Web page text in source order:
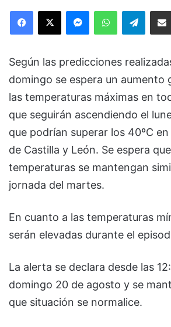
Facebook
X MessengerWhatsApp
Según las predicciones
domingo se espera un aumento
las temperaturas máximas en
que seguirán ascendiendo el
que podrían superar los 40ºC
de Castilla y León. Se espera
temperaturas se mantengan
jornada del martes.
En cuanto a las temperaturas
serán elevadas durante el
La alerta se declara desde las
domingo 20 de agosto y se
que situación se normalice.